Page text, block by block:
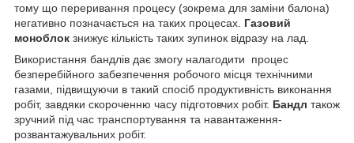
тому що переривання процесу (зокрема для заміни балона)
негативно позначається на таких процесах. Газовий
моноблок знижує кількість таких зупинок відразу на лад.
Використання бандлів дає змогу налагодити процес
безперебійного забезпечення робочого місця технічними
газами, підвищуючи в такий спосіб продуктивність виконання
робіт, завдяки скороченню часу підготовчих робіт. Бандл також
зручний під час транспортування та навантаження-
розвантажувальних робіт.